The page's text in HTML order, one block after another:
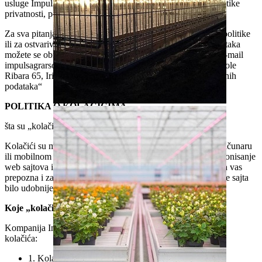
usluge Impuls Agrar d.o.o. nakon bilo koje nove verzije politike
privatnosti, podrazumeva se da je istu prihvatio kao važeću.
Za sva pitanja, zahteve ili pritužbe u vezi sa primenom ove politike
ili za ostvarivanje Vaših prava vezanih za zaštitu ličnih podataka
možete se obratiti kontakt osobi za zaštitu ličnih podataka: e-mail
impulsagrarsovljak@gmail.com, adresa: Impuls Agrar Ive Lole
Ribara 65, Irig, sa napomenom „Kontakt osobi za zaštitu ličnih
podataka“
POLITIKA O KOLAČIĆIMA
šta su „kolačići“?
Kolačići su mali tekstualni fajlovi koji se čuvaju na vašem računaru
ili mobilnom uređaju. Kolačići obezbeđuju efikasnije funkcionisanje
web sajtova i stranica. Kolačići omogućavaju našem sajtu da vas
prepozna i zapamti važne informacije kako bi vam korišćenje sajta
bilo udobnije.
Koje „kolačiće“ koristimo?
Kompanija Impuls Agrar na svom web sajtu koristi dva tipa
kolačića:
1. Kolačiće funkcionalnosti